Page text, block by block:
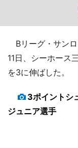
Bリーグ・サンロ
11日、シーホース
を3に伸ばした。
3ポイントシ
ジュニア選手